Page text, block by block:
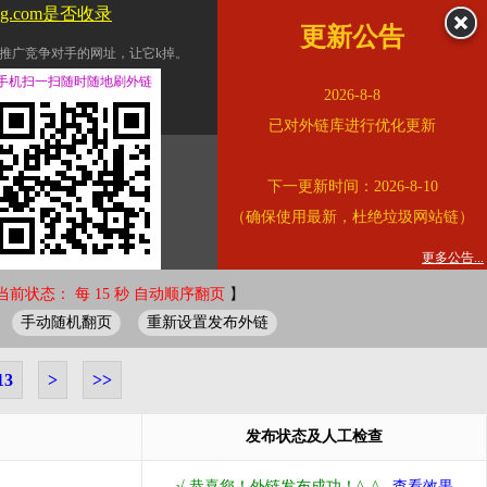
竞争对手的网址，让它k掉。
换友情链接。
的查询页面。
质量。
错误外链纠正
前状态： 每 15 秒 自动顺序翻页 】
手动随机翻页 重新设置发布外链
> >>
发布状态及人工检查
是否收录
更新公告
2026-8-8
已对外链库进行优化更新
下一更新时间：2026-8-10
（确保使用最新，杜绝垃圾网站链）
更多公告...
机扫一扫随时随地刷外链